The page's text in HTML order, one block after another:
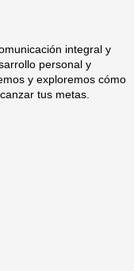
integral y
personal y
y exploremos cómo
tus metas.